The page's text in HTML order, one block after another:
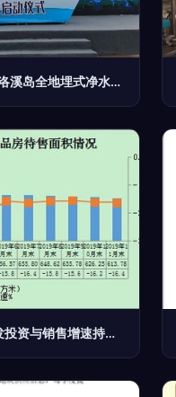
“地下造净水，地上建花园”——洛溪岛全地埋式净水厂通水试运行意义何在
2019年前11个月汉中房地产开发投资与销售增速持续小幅回升，行业稳定发展前景可期